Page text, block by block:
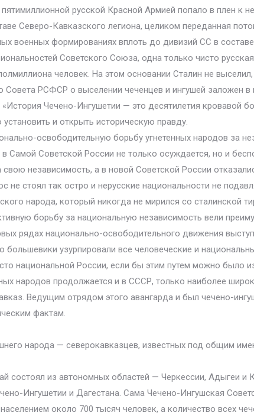
русской Красной Армией попало в плен к
Северо-Кавказского легиона, целиком переданная
военных формированиях вплоть до дивизий СС в
Советского Союза, одна только чисто
человек. На этом основании Сталин не
Совета РСФСР о выселении чеченцев и ингушей заложен
Чечено-Ингушетии — это десятилетия кровавой
и открыть историческую правду.
освободительную борьбу угнетенных народов за
Самой Советской России не только осуждается, но и
независимость, а в новой Советской России
не стоял так остро и нерусские национальности не
народа, который никогда не мирился со сталинской
борьбу за национальную независимость вели
рядах национально-освободительного движения
большевики узурпировали все человеческие и
национальной России, если бы этим путем можно было
народов продолжается и в СССР, только наиболее
Ведущим отрядом этого авангарда и был чечено-
фактам.
народа — северокавказцев, известных под общим
состоял из автономных областей — Черкессии, Адыгеи и
Ингушетии и Дагестана. Сама Чечено-Ингушская
около 700 тысяч человек, а количество всех